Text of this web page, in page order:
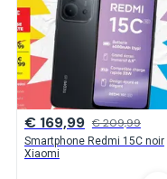
€ 169,99 € 209,99
Smartphone Redmi 15C noir
Xiaomi